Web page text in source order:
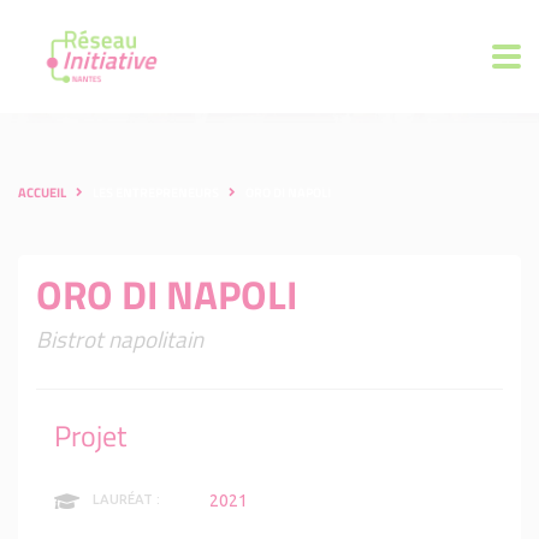
ACCUEIL
ORO DI NAPOLI
Bistrot napolitain
Projet
LAURÉAT : 2021